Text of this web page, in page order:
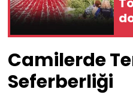
Camilerde
Seferberliği